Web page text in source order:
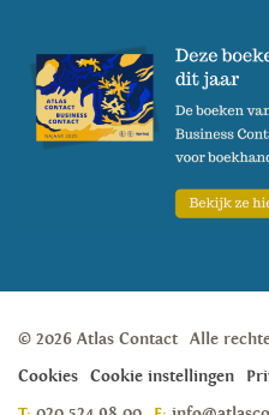
© 2026 Atlas Contact Alle
Cookies
Cookie instellingen